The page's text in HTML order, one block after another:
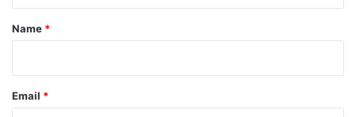
*
Name *
Email *